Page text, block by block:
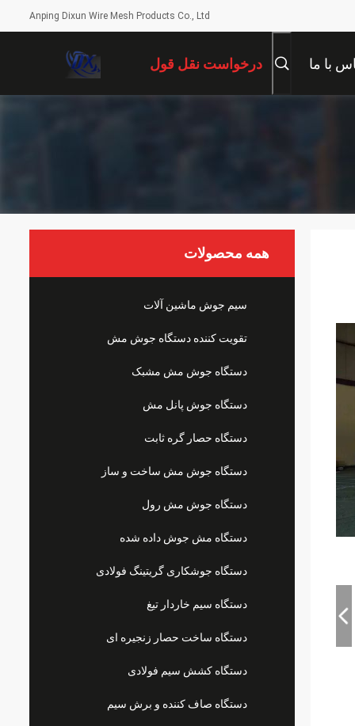
Anping Dixun Wire Mesh Products Co., Ltd
با ما درخواست نقل قول
همه محصولات
سیم جوش ماشین آلات
تقویت کننده دستگاه جوش مش
دستگاه جوش مش مشبک
دستگاه جوش پانل مش
دستگاه حصار گره ثابت
دستگاه جوش مش ساخت و ساز
دستگاه جوش مش رول
دستگاه مش جوش داده شده
دستگاه جوشکاری گریتینگ فولادی
دستگاه سیم خاردار تیغ
دستگاه ساخت حصار زنجیره ای
دستگاه کشش سیم فولادی
دستگاه صاف کننده و برش سیم